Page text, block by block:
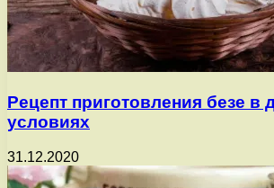
Рецепт приготовления безе в
условиях
31.12.2020